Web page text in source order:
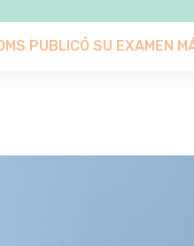
PUBLICÓ SU EXAMEN